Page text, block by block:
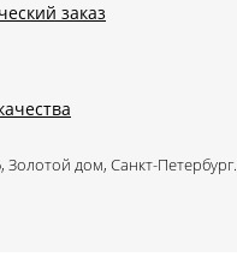
заказ
Золотой дом, Санкт-Петербург.